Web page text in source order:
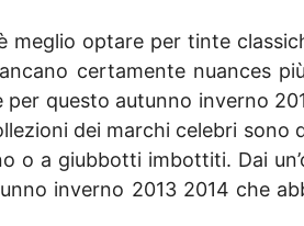
meglio optare per tinte
certamente nuances
questo autunno inverno
dei marchi celebri sono
o a giubbotti imbottiti. Dai
inverno 2013 2014 che